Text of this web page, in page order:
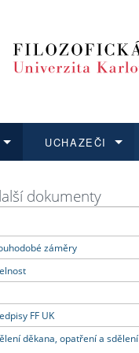
více
UCHAZEČI
více
více
více
dokumenty
záměry
FF UK
děkana, opatření a sdělení